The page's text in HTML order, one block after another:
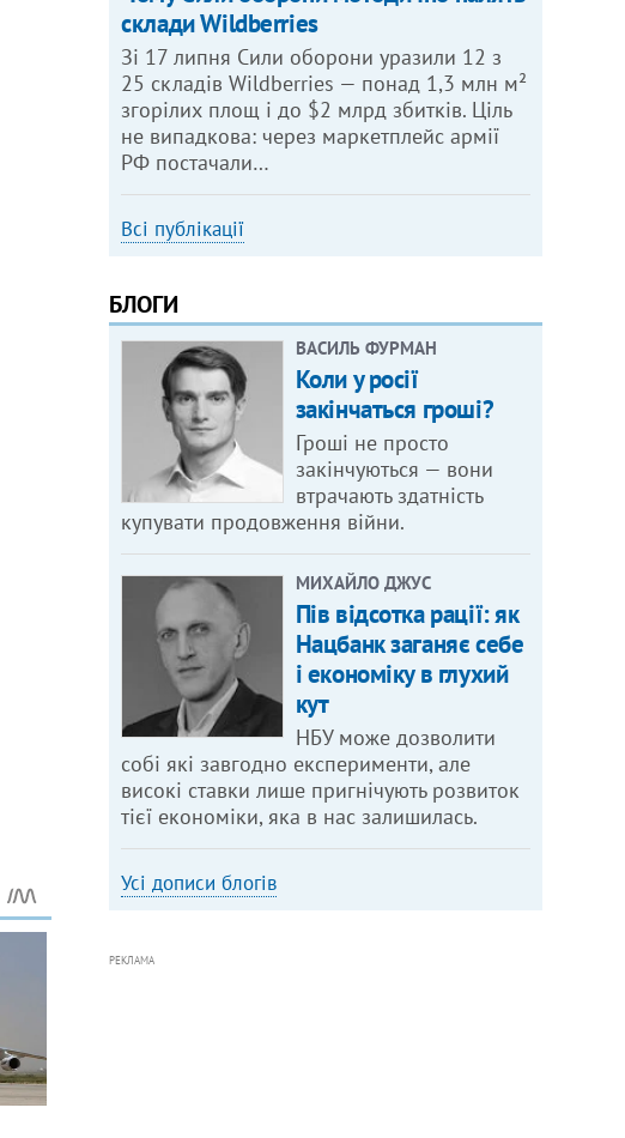
склади Wildberries
Зі 17 липня Сили оборони уразили 12 з
25 складів Wildberries — понад 1,3 млн м²
згорілих площ і до $2 млрд збитків. Ціль
не випадкова: через маркетплейс армії
РФ постачали…
Всі публікації
БЛОГИ
ВАСИЛЬ ФУРМАН
Коли у росії
закінчаться гроші?
Гроші не просто
закінчуються — вони
втрачають здатність
купувати продовження війни.
МИХАЙЛО ДЖУС
Пів відсотка рації: як
Нацбанк заганяє себе
і економіку в глухий
кут
НБУ може дозволити
собі які завгодно експерименти, але
високі ставки лише пригнічують розвиток
тієї економіки, яка в нас залишилась.
Усі дописи блогів
РЕКЛАМА